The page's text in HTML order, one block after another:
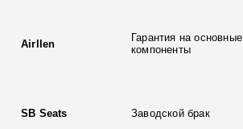
Airllen
Гарантия на основные
компоненты
SB Seats Заводской брак